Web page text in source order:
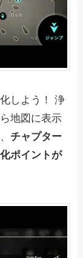
しよう！ 浄
地図に表示
チャプター
ポイントが